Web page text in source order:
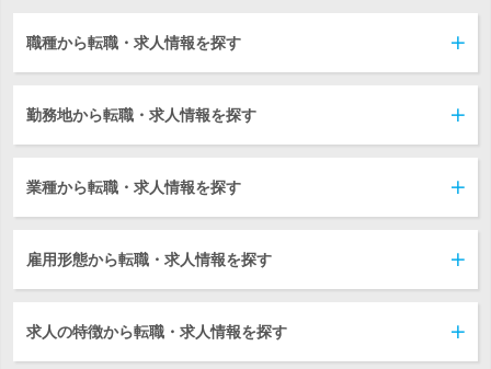
職種から転職・求人情報を探す
勤務地から転職・求人情報を探す
業種から転職・求人情報を探す
雇用形態から転職・求人情報を探す
求人の特徴から転職・求人情報を探す